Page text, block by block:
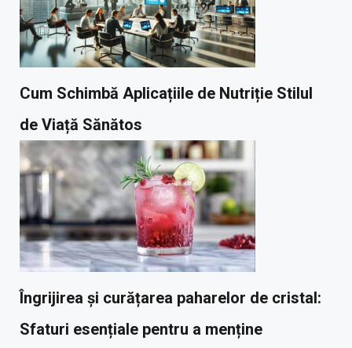
Cum Schimbă Aplicațiile de Nutriție Stilul
de Viață Sănătos
Îngrijirea și curățarea paharelor de cristal:
Sfaturi esențiale pentru a menține